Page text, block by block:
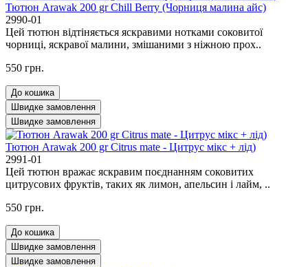
Тютюн Arawak 200 gr Chill Berry (Чорниця малина айс)
2990-01
Цей тютюн відтіняється яскравими нотками соковитої
чорниці, яскравої малини, змішаними з ніжною прох..
550 грн.
До кошика
Швидке замовлення
Швидке замовлення
Тютюн Arawak 200 gr Citrus mate - Цитрус мікс + лід)
2991-01
Цей тютюн вражає яскравим поєднанням соковитих
цитрусових фруктів, таких як лимон, апельсин і лайм, ..
550 грн.
До кошика
Швидке замовлення
Швидке замовлення